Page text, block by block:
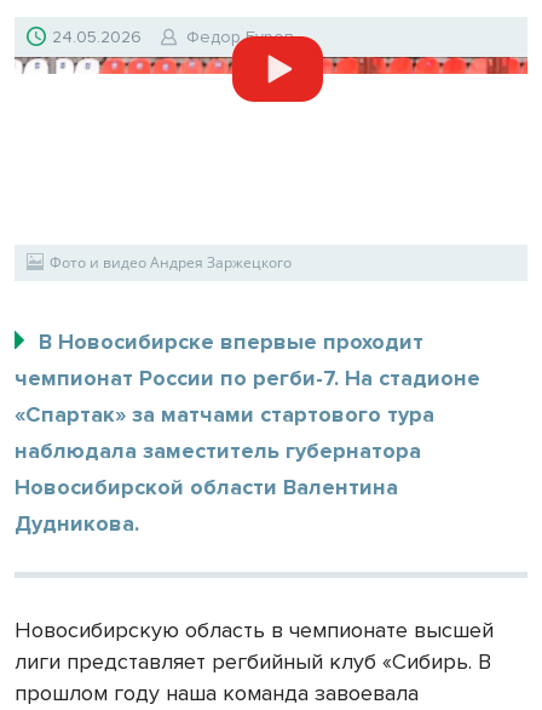
24.05.2026 Федор Буров
Фото и видео Андрея Заржецкого
В Новосибирске впервые проходит
чемпионат России по регби-7. На стадионе
«Спартак» за матчами стартового тура
наблюдала заместитель губернатора
Новосибирской области Валентина
Дудникова.
Новосибирскую область в чемпионате высшей
лиги представляет регбийный клуб «Сибирь. В
прошлом году наша команда завоевала